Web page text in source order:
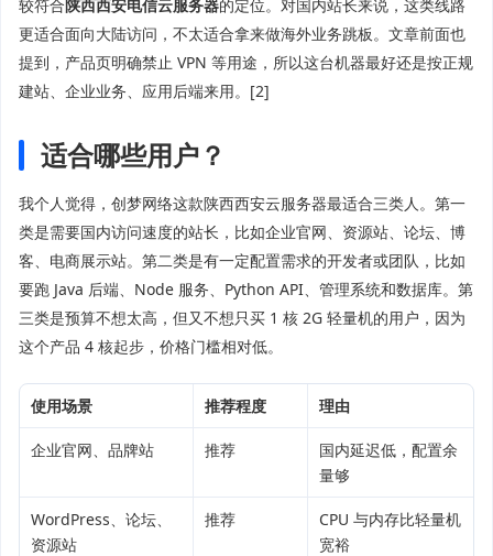
较符合陕西西安电信云服务器的定位。对国内站长来说，这类线路
更适合面向大陆访问，不太适合拿来做海外业务跳板。文章前面也
提到，产品页明确禁止 VPN 等用途，所以这台机器最好还是按正规
建站、企业业务、应用后端来用。[2]
适合哪些用户？
我个人觉得，创梦网络这款陕西西安云服务器最适合三类人。第一
类是需要国内访问速度的站长，比如企业官网、资源站、论坛、博
客、电商展示站。第二类是有一定配置需求的开发者或团队，比如
要跑 Java 后端、Node 服务、Python API、管理系统和数据库。第
三类是预算不想太高，但又不想只买 1 核 2G 轻量机的用户，因为
这个产品 4 核起步，价格门槛相对低。
使用场景 推荐程度 理由
企业官网、品牌站 推荐
国内延迟低，配置余
量够
WordPress、论坛、
资源站
推荐
CPU 与内存比轻量机
宽裕